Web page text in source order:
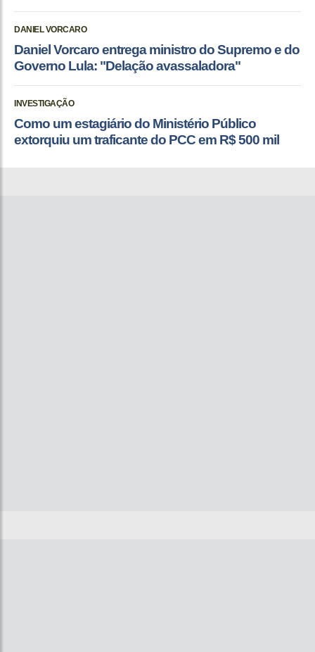
DANIEL VORCARO
Daniel Vorcaro entrega ministro do Supremo e do
Governo Lula: "Delação avassaladora"
INVESTIGAÇÃO
Como um estagiário do Ministério Público
extorquiu um traficante do PCC em R$ 500 mil